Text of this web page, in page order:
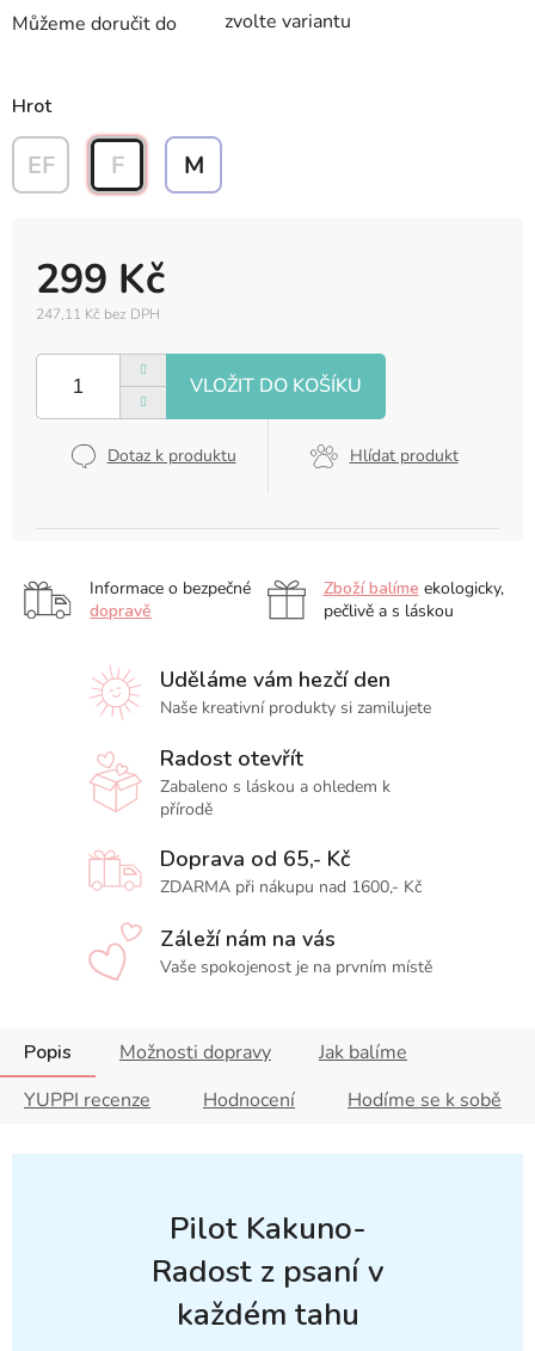
Můžeme doručit do
zvolte variantu
299 Kč
247,11 Kč bez DPH
cena:
Dotaz k produktu Hlídat produkt
Hrot
EF F M
Informace o bezpečné
dopravě
Zboží balíme ekologicky,
pečlivě a s láskou
Uděláme vám hezčí den
Naše kreativní produkty si zamilujete
Radost otevřít
Zabaleno s láskou a ohledem k
přírodě
Doprava od 65,- Kč
ZDARMA při nákupu nad 1600,- Kč
Záleží nám na vás
Vaše spokojenost je na prvním místě
Popis Možnosti dopravy
Jak balíme
YUPPI recenze
Hodnocení Hodíme se k sobě
Pilot Kakuno-
Radost z psaní v
každém tahu